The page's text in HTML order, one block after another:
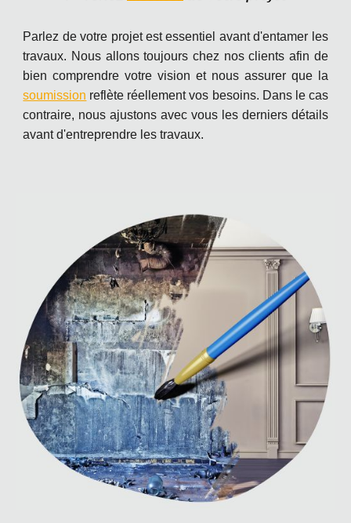
Parlez de votre projet est essentiel avant d'entamer les
travaux. Nous allons toujours chez nos clients afin de
bien comprendre votre vision et nous assurer que la
soumission reflète réellement vos besoins. Dans le cas
contraire, nous ajustons avec vous les derniers détails
avant d'entreprendre les travaux.